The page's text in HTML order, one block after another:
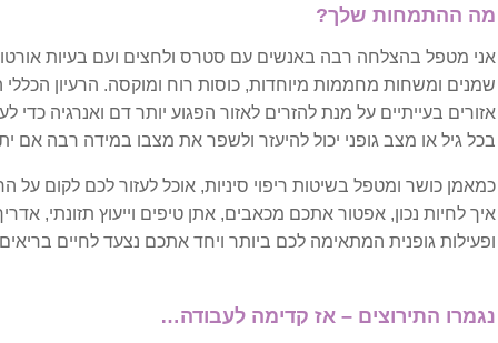
עצירות
גניקולוגיה
אי פוריות בלתי מוסברת
מה ההתמחות שלך?
אני מטפל בהצלחה רבה באנשים עם סטרס ולחצים ועם בעיות
שמנים ומשחות מחממות מיוחדות, כוסות רוח ומוקסה. הרעיון
אזורים בעייתיים על מנת להזרים לאזור הפגוע יותר דם ואנרגיה כדי
בכל גיל או מצב גופני יכול להיעזר ולשפר את מצבו במידה רבה אם
כמאמן כושר ומטפל בשיטות ריפוי סיניות, אוכל לעזור לכם לקום
איך לחיות נכון, אפטור אתכם מכאבים, אתן טיפים וייעוץ תזונתי,
ופעילות גופנית המתאימה לכם ביותר ויחד אתכם נצעד לחיים
נגמרו התירוצים – אז קדימה לעבודה…